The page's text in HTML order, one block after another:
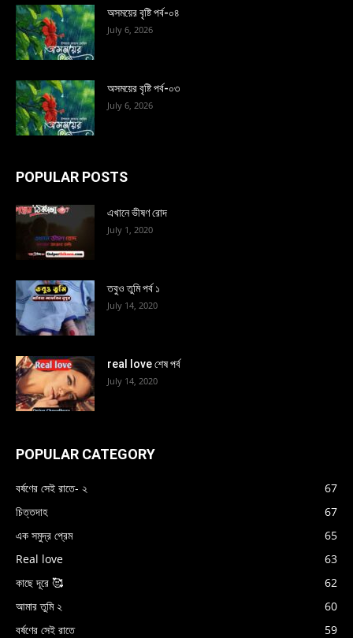
অসময়ের বৃষ্টি পর্ব-০৪
July 6, 2026
অসময়ের বৃষ্টি পর্ব-০৩
July 6, 2026
POPULAR POSTS
এখানে ভীষণ রোদ
July 1, 2020
তবুও তুমি পর্ব ১
July 14, 2020
real love শেষ পর্ব
July 14, 2020
POPULAR CATEGORY
বর্ষণের সেই রাতে- ২
67
চিত্তদাহ
67
এক সমুদ্র প্রেম
65
Real love
63
কাছে দূরে 🥰
62
আমার তুমি ২
60
বর্ষণের সেই রাতে
59